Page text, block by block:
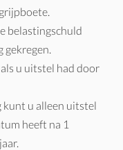
belastingschuld
u uitstel had door
kunt u alleen uitstel
heeft na 1